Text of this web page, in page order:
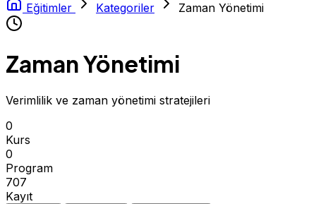
Eğitimler Kategoriler Zaman Yönetimi
Zaman Yönetimi
Verimlilik ve zaman yönetimi stratejileri
0
Kurs
0
Program
707
Kayıt